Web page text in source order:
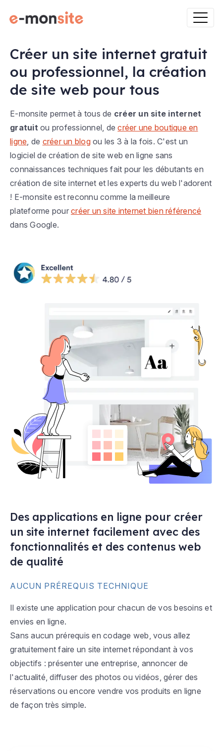
Créer un site internet gratuit
ou professionnel, la création
de site web pour tous
E-monsite permet à tous de créer un site internet
gratuit ou professionnel, decréer une boutique en
ligne , de créer un blogou les 3 à la fois. C'est un
logiciel de création de site web en ligne sans
connaissances techniques fait pour les débutants en
création de site internet et les experts du web l'adorent
! E-monsite est reconnu comme la meilleure
plateforme pour créer un site internet bien référencé
dans Google.
Des applications en ligne pour créer
un site internet facilement avec des
fonctionnalités et des contenus web
de qualité
AUCUN PRÉREQUIS TECHNIQUE
Il existe une application pour chacun de vos besoins et
envies en ligne.
Sans aucun prérequis en codage web, vous allez
gratuitement faire un site internet répondant à vos
objectifs : présenter une entreprise, annoncer de
l'actualité, diffuser des photos ou vidéos, gérer des
réservations ou encore vendre vos produits en ligne
de façon très simple.